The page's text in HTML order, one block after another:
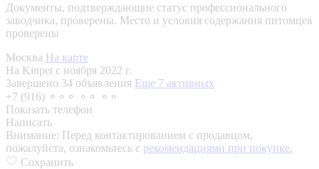
Документы, подтверждающие статус профессионального
заводчика, проверены. Место и условия содержания питомцев
проверены
Москва На карте
На Kinpet c ноября 2022 г.
Завершено 34 объявления Еще 7 активных
+7 (916) ⚬⚬⚬ ⚬⚬ ⚬⚬
Показать телефон
Написать
Внимание: Перед контактированием с продавцом,
пожалуйста, ознакомьтесь с рекомендациями при покупке.
Сохранить